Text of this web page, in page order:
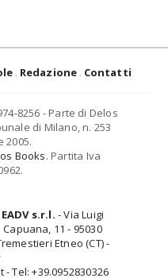
Redazione Contatti
8256 - Parte di Delos
di Milano, n. 253
2005.
Books. Partita Iva
EADV s.r.l. - Via Luigi
Capuana, 11 - 95030
Etneo (CT) -
Tel: +39.0952830326